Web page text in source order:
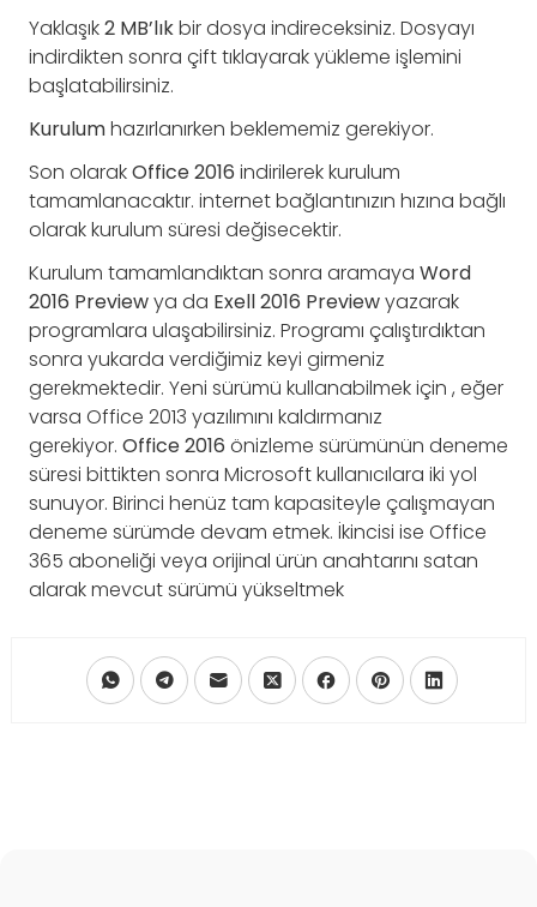
Yaklaşık2 MB’lıkbir dosya indireceksiniz. Dosyayı
indirdikten sonra çift tıklayarak yükleme işlemini
başlatabilirsiniz.
Kurulumhazırlanırken beklememiz gerekiyor.
Son olarakOffice2016 indirilerek kurulum
tamamlanacaktır. internet bağlantınızın hızına bağlı
olarak kurulum süresi değisecektir.
Kurulum tamamlandıktan sonra aramaya Word
2016 Previewya da Exell 2016 Previewyazarak
programlara ulaşabilirsiniz. Programı çalıştırdıktan
sonra yukarda verdiğimiz keyi girmeniz
gerekmektedir. Yeni sürümü kullanabilmek için , eğer
varsa Office 2013 yazılımını kaldırmanız
gerekiyor. Office2016 önizleme sürümünün deneme
süresi bittikten sonra Microsoft kullanıcılara iki yol
sunuyor. Birinci henüz tam kapasiteyle çalışmayan
deneme sürümde devam etmek. İkincisi ise Office
365 aboneliği veya orijinal ürün anahtarını satan
alarak mevcut sürümü yükseltmek